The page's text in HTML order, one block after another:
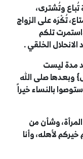
تُباع وتُشترى،
تُكْرَه على الزواج
تلكم
الخلقي .
مدة ليست
وبعدها صلى الله
بالنساء خيراً
وشأن من
لأهله، وأنا